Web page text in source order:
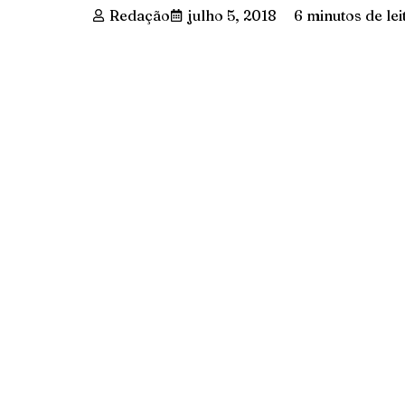
Redação julho 5, 2018 6 minutos de